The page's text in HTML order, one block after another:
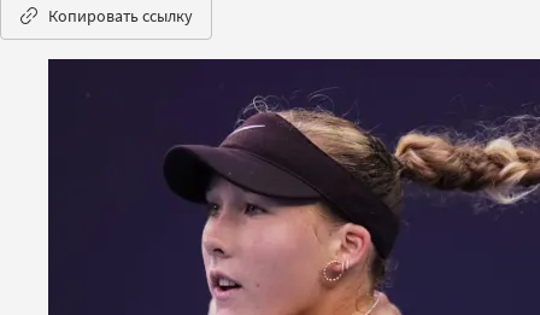
Копировать ссылку